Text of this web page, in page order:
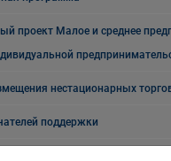
проект Малое и среднее
нестационарных
поддержки